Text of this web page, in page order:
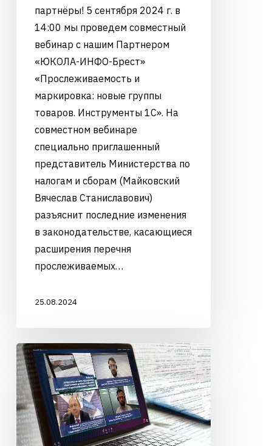
партнёры! 5 сентября 2024 г. в
14:00 мы проведем совместный
вебинар с нашим Партнером
«ЮКОЛА-ИНФО-Брест»
«Прослеживаемость и
маркировка: новые группы
товаров. Инструменты 1С». На
совместном вебинаре
специально приглашенный
представитель Министерства по
налогам и сборам (Майковский
Вячеслав Станиславович)
разъяснит последние изменения
в законодательстве, касающиеся
расширения перечня
прослеживаемых…
25.08.2024